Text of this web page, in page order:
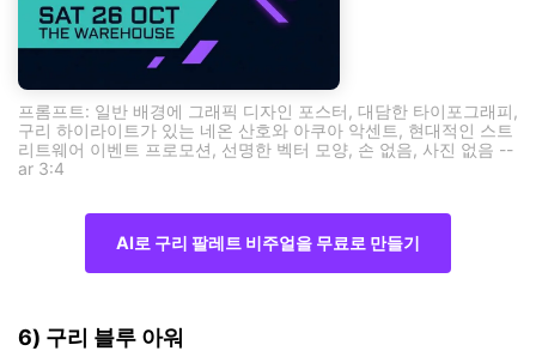
프롬프트: 일반 배경에 그래픽 디자인 포스터, 대담한 타이포그래피,
구리 하이라이트가 있는 네온 산호와 아쿠아 악센트, 현대적인 스트
리트웨어 이벤트 프로모션, 선명한 벡터 모양, 손 없음, 사진 없음 --
ar 3:4
AI로 구리 팔레트 비주얼을 무료로 만들기
6) 구리 블루 아워